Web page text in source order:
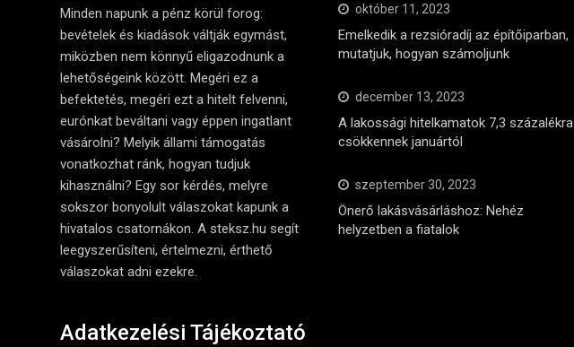
Minden napunk a pénz körül forog:
bevételek és kiadások váltják egymást,
miközben nem könnyű eligazodnunk a
lehetőségeink között. Megéri ez a
befektetés, megéri ezt a hitelt felvenni,
eurónkat beváltani vagy éppen ingatlant
vásárolni? Melyik állami támogatás
vonatkozhat ránk, hogyan tudjuk
kihasználni? Egy sor kérdés, melyre
sokszor bonyolult válaszokat kapunk a
hivatalos csatornákon. A steksz.hu segít
leegyszerűsíteni, értelmezni, érthető
válaszokat adni ezekre.
Adatkezelési Tájékoztató
október 11, 2023
Emelkedik a rezsióradíj az építőiparban,
mutatjuk, hogyan számoljunk
december 13, 2023
A lakossági hitelkamatok 7,3 százalékra
csökkennek januártól
szeptember 30, 2023
Önerő lakásvásárláshoz: Nehéz
helyzetben a fiatalok